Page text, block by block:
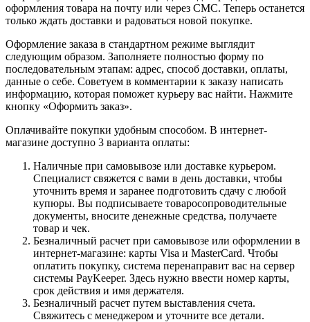
оформления товара на почту или через СМС. Теперь останется
только ждать доставки и радоваться новой покупке.
Оформление заказа в стандартном режиме выглядит
следующим образом. Заполняете полностью форму по
последовательным этапам: адрес, способ доставки, оплаты,
данные о себе. Советуем в комментарии к заказу написать
информацию, которая поможет курьеру вас найти. Нажмите
кнопку «Оформить заказ».
Оплачивайте покупки удобным способом. В интернет-
магазине доступно 3 варианта оплаты:
Наличные при самовывозе или доставке курьером.
Специалист свяжется с вами в день доставки, чтобы
уточнить время и заранее подготовить сдачу с любой
купюры. Вы подписываете товаросопроводительные
документы, вносите денежные средства, получаете
товар и чек.
Безналичный расчет при самовывозе или оформлении в
интернет-магазине: карты Visa и MasterCard. Чтобы
оплатить покупку, система перенаправит вас на сервер
системы PayKeeper. Здесь нужно ввести номер карты,
срок действия и имя держателя.
Безналичный расчет путем выставления счета.
Свяжитесь с менеджером и уточните все детали.